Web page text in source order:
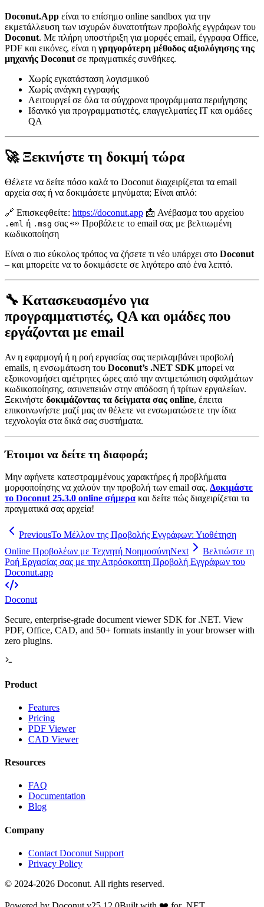
Doconut.App είναι το επίσημο online sandbox για την
εκμετάλλευση των ισχυρών δυνατοτήτων προβολής εγγράφων του
Doconut. Με πλήρη υποστήριξη για μορφές email, έγγραφα Office,
PDF και εικόνες, είναι η γρηγορότερη μέθοδος αξιολόγησης της
μηχανής Doconut σε πραγματικές συνθήκες.
Χωρίς εγκατάσταση λογισμικού
Χωρίς ανάγκη εγγραφής
Λειτουργεί σε όλα τα σύγχρονα προγράμματα περιήγησης
Ιδανικό για προγραμματιστές, επαγγελματίες IT και ομάδες
QA
🚀 Ξεκινήστε τη δοκιμή τώρα
Θέλετε να δείτε πόσο καλά το Doconut διαχειρίζεται τα email
αρχεία σας ή να δοκιμάσετε μηνύματα; Είναι απλό:
🔗 Επισκεφθείτε: https://doconut.app 📩 Ανέβασμα του αρχείου
.eml ή .msg σας 👀 Προβάλετε το email σας με βελτιωμένη
κωδικοποίηση
Είναι ο πιο εύκολος τρόπος να ζήσετε τι νέο υπάρχει στο Doconut
– και μπορείτε να το δοκιμάσετε σε λιγότερο από ένα λεπτό.
🔧 Κατασκευασμένο για
προγραμματιστές, QA και ομάδες που
εργάζονται με email
Αν η εφαρμογή ή η ροή εργασίας σας περιλαμβάνει προβολή
emails, η ενσωμάτωση του Doconut’s .NET SDK μπορεί να
εξοικονομήσει αμέτρητες ώρες από την αντιμετώπιση σφαλμάτων
κωδικοποίησης, ασυνεπειών στην απόδοση ή τρίτων εργαλείων.
Ξεκινήστε δοκιμάζοντας τα δείγματα σας online, έπειτα
επικοινωνήστε μαζί μας αν θέλετε να ενσωματώσετε την ίδια
τεχνολογία στα δικά σας συστήματα.
Έτοιμοι να δείτε τη διαφορά;
Μην αφήνετε κατεστραμμένους χαρακτήρες ή προβλήματα
μορφοποίησης να χαλούν την προβολή των email σας. Δοκιμάστε
το Doconut 25.3.0 online σήμερα και δείτε πώς διαχειρίζεται τα
πραγματικά σας αρχεία!
PreviousΤο Μέλλον της Προβολής Εγγράφων: Υιοθέτηση
Online Προβολέων με Τεχνητή ΝοημοσύνηNext
Βελτιώστε τη
Ροή Εργασίας σας με την Απρόσκοπτη Προβολή Εγγράφων του
Doconut.app
Doconut
Secure, enterprise-grade document viewer SDK for .NET. View
PDF, Office, CAD, and 50+ formats instantly in your browser with
zero plugins.
Product
Features
Pricing
PDF Viewer
CAD Viewer
Resources
FAQ
Documentation
Blog
Company
Contact Doconut Support
Privacy Policy
© 2024-2026 Doconut. All rights reserved.